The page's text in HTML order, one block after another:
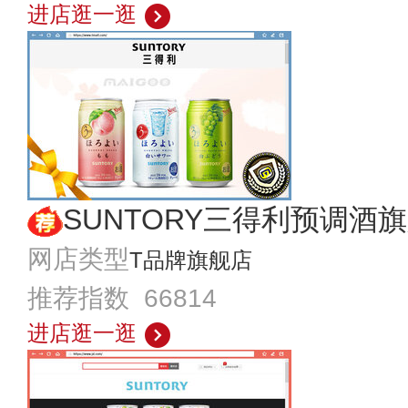
进店逛一逛
SUNTORY三得利预调酒
网店类型T品牌旗舰店
推荐指数 66814
进店逛一逛